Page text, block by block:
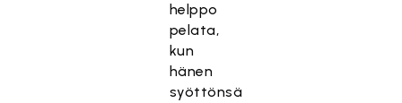
helppo
pelata,
kun
hänen
syöttönsä